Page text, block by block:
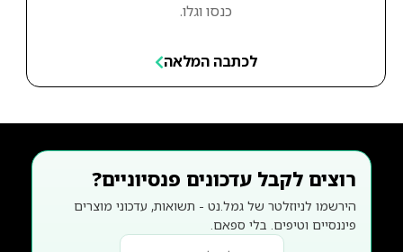
כנסו וגלו.
לכתבה המלאה
רוצים לקבל עדכונים פנסיוניים?
הירשמו לניוזלטר של גמל.נט - תשואות, עדכוני מוצרים
פיננסיים וטיפים. בלי ספאם.